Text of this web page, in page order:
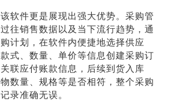
软件更是展现出强大优势。采购管
往销售数据以及当下流行趋势，通
计划，在软件内便捷地选择供应
式、数量、单价等信息创建采购订
联应付账款信息，后续到货入库
数量、规格等是否相符，整个采购
录准确无误。